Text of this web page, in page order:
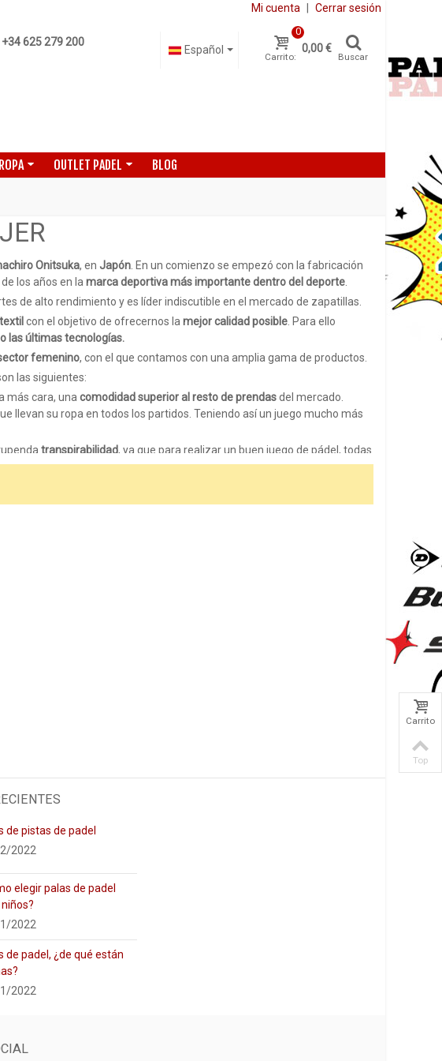
625 279 200
Mi cuenta Cerrar sesión
Carrito:
0
0,00 €
Buscar
Español
ROPA OUTLET PADEL BLOG
MUJER
Onitsuka, en Japón . En un comienzo se empezó con la fabricación
los años en la marca deportiva más importante dentro del deporte
de alto rendimiento y es líder indiscutible en el mercado de zapatillas.
con el objetivo de ofrecernos la mejor calidad posible . Para ello
las últimas tecnologías.
femenino, con el que contamos con una amplia gama de productos.
las siguientes:
más cara, una comodidadsuperior al resto de prendasdel mercado.
llevan su ropa en todos los partidos. Teniendo así un juego mucho más
transpirabilidad, ya que para realizar un buen juego de pádel, todas
no nos notaremos incómodas, susistema de telaayuda a unsecado
ajusten al cuerpo lo mejor posible, por tanto,Ascis Padeles consciente
de pistas de padel
2022
elegir palas de padel
2022
de padel, ¿de qué están
2022
Carrito
Top